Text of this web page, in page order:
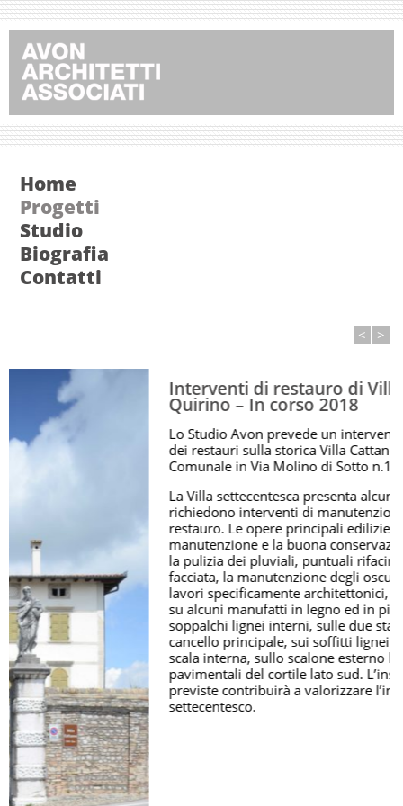
Home
Progetti
Studio
Biografia
Contatti
< >
Interventi di restauro di Villa Cattaneo
Quirino – In corso 2018
Lo Studio Avon prevede un intervento di
dei restauri sulla storica Villa Cattaneo, sede del
Comunale in Via Molino di Sotto n.14, a San
La Villa settecentesca presenta alcuni problemi che
richiedono interventi di manutenzione ordinaria e
restauro. Le opere principali edilizie sono la
manutenzione e la buona conservazione della
la pulizia dei pluviali, puntuali rifacimenti di
facciata, la manutenzione degli oscuri in legno.
lavori specificamente architettonici, sono previsti
su alcuni manufatti in legno ed in pietra. Si
soppalchi lignei interni, sulle due statue situate
cancello principale, sui soffitti lignei dell’androne e
scala interna, sullo scalone esterno lapideo e sulle
pavimentali del cortile lato sud. L’insieme delle
previste contribuirà a valorizzare l’interessante
settecentesco.